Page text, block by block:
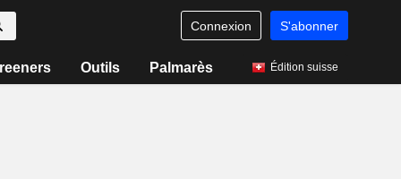
Connexion S'abonner
Outils Palmarès Édition suisse